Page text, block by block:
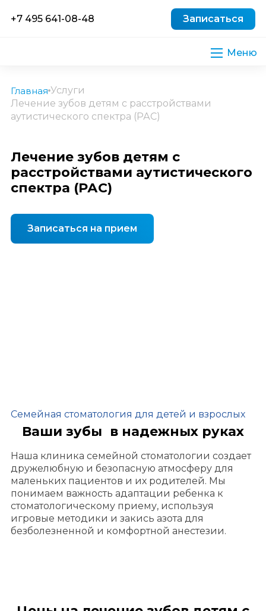
+7 495 641-08-48 Записаться
Главная Услуги
Лечение зубов детям с расстройствами
аутистического спектра (РАС)
Лечение зубов детям с
расстройствами аутистического
спектра (РАС)
Записаться на прием
Семейная стоматология для детей и взрослых
Ваши зубы в надежных руках
Наша клиника семейной стоматологии создает
дружелюбную и безопасную атмосферу для
маленьких пациентов и их родителей. Мы
понимаем важность адаптации ребенка к
стоматологическому приему, используя
игровые методики и закись азота для
безболезненной и комфортной анестезии.